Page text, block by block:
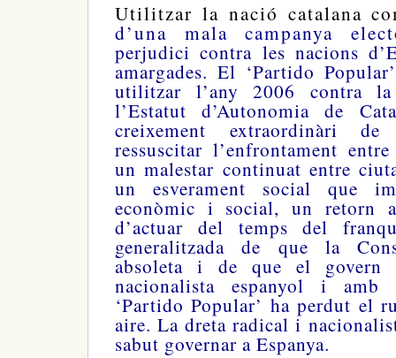
Utilitzar la nació catalana
d’una mala campanya
perjudici contra les nacions
amargades. El ‘Partido
utilitzar l’any 2006 contra
l’Estatut d’Autonomia de
creixement extraordinàri de
ressuscitar l’enfrontament
un malestar continuat entre
un esverament social que
econòmic i social, un retorn
d’actuar del temps del
generalitzada de que la
absoleta i de que el govern
nacionalista espanyol i amb
‘Partido Popular’ ha perdut el
aire. La dreta radical i
sabut governar a Espanya.